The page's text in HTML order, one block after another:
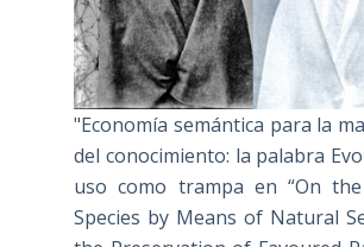
"Economía semántica para la
del conocimiento: la palabra
uso como trampa en “On
Species by Means of Natural